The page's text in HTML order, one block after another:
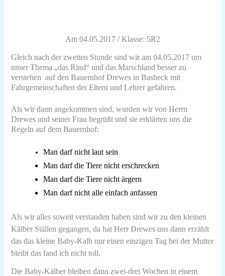
Am 04.05.2017 / Klasse: 5R2
Gleich nach der zweiten Stunde sind wir am 04.05.2017 um
unser Thema „das Rind“ und das Marschland besser zu
verstehen auf den Bauernhof Drewes in Basbeck mit
Fahrgemeinschaften der Eltern und Lehrer gefahren.
Als wir dann angekommen sind, wurden wir von Herrn
Drewes und seiner Frau begrüßt und sie erklärten uns die
Regeln auf dem Bauernhof:
Man darf nicht laut sein
Man darf die Tiere nicht erschrecken
Man darf die Tiere nicht ärgern
Man darf nicht alle einfach anfassen
Als wir alles soweit verstanden haben sind wir zu den kleinen
Kälber Ställen gegangen, da hat Herr Drewes uns dann erzählt
das das kleine Baby-Kalb nur einen einzigen Tag bei der Mutter
bleibt das fand ich nicht toll.
Die Baby-Kälber bleiben dann zwei-drei Wochen in einem